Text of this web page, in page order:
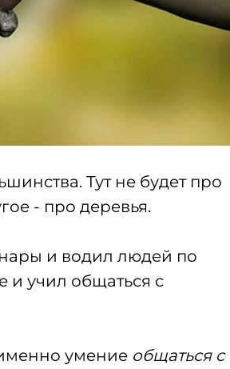
Тут не будет про
- про деревья.
и водил людей по
и учил общаться с
умение общаться с